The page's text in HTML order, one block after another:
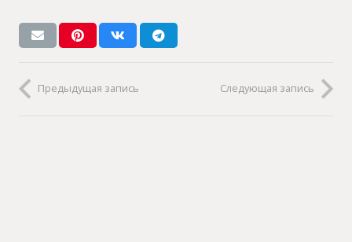
Предыдущая запись Следующая запись